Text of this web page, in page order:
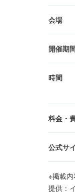
会場
開催期
時間
料金・
公式サ
※掲載
提供：